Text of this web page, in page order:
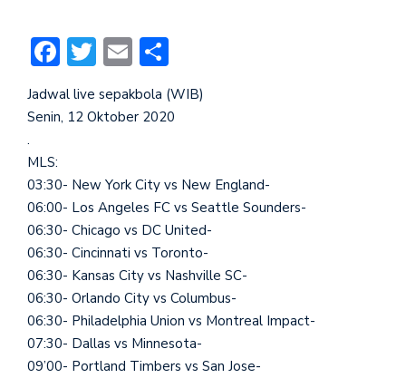
Facebook
Twitter
Email
Jadwal live sepakbola (WIB)
Senin, 12 Oktober 2020
.
MLS:
03:30- New York City vs New England-
06:00- Los Angeles FC vs Seattle Sounders-
06:30- Chicago vs DC United-
06:30- Cincinnati vs Toronto-
06:30- Kansas City vs Nashville SC-
06:30- Orlando City vs Columbus-
06:30- Philadelphia Union vs Montreal Impact-
07:30- Dallas vs Minnesota-
09’00- Portland Timbers vs San Jose-